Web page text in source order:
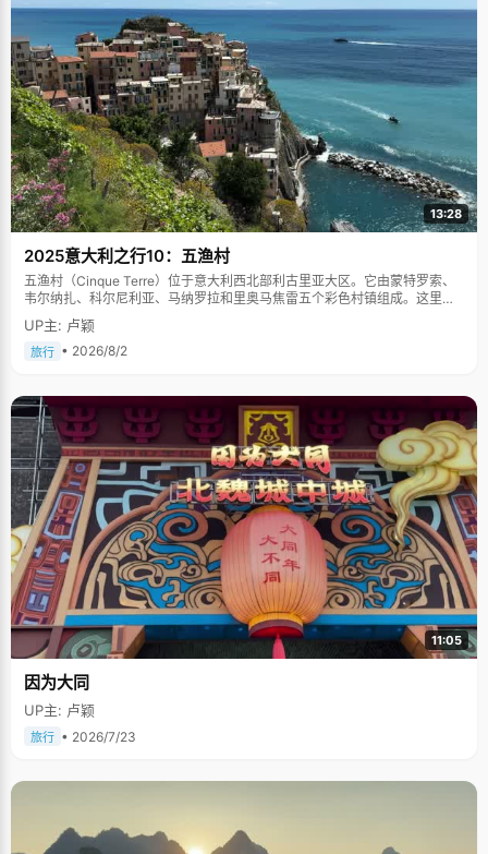
13:28
2025意大利之行10：五渔村
五渔村（Cinque Terre）位于意大利西北部利古里亚大区。它由蒙特罗索、
韦尔纳扎、科尔尼利亚、马纳罗拉和里奥马焦雷五个彩色村镇组成。这里依
山傍海，房屋色彩斑斓，1997年被列为世界文化遗产。
UP主: 卢颖
旅行 • 2026/8/2
11:05
因为大同
UP主: 卢颖
旅行 • 2026/7/23